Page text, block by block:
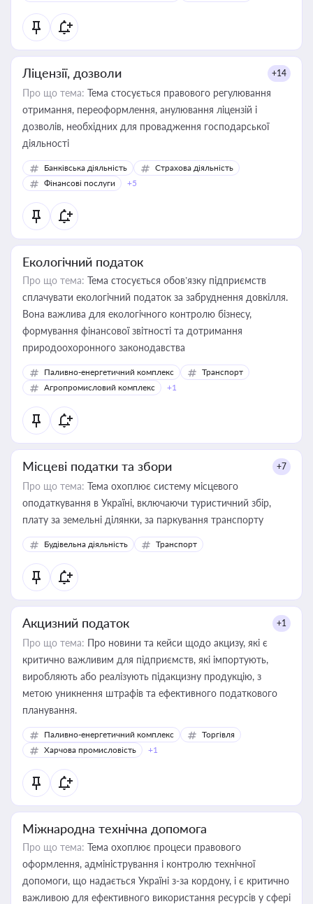
Ліцензії, дозволи +14
Про що тема: Тема стосується правового регулювання
отримання, переоформлення, анулювання ліцензій і
дозволів, необхідних для провадження господарської
діяльності
Банківська діяльність
Страхова діяльність
Фінансові послуги
+5
Екологічний податок
Про що тема: Тема стосується обов’язку підприємств
сплачувати екологічний податок за забруднення довкілля.
Вона важлива для екологічного контролю бізнесу,
формування фінансової звітності та дотримання
природоохоронного законодавства
Паливно-енергетичний комплекс
Транспорт
Агропромисловий комплекс
+1
Місцеві податки та збори +7
Про що тема: Тема охоплює систему місцевого
оподаткування в Україні, включаючи туристичний збір,
плату за земельні ділянки, за паркування транспорту
Будівельна діяльність Транспорт
Акцизний податок +1
Про що тема: Про новини та кейси щодо акцизу, які є
критично важливим для підприємств, які імпортують,
виробляють або реалізують підакцизну продукцію, з
метою уникнення штрафів та ефективного податкового
планування.
Паливно-енергетичний комплекс
Торгівля
Харчова промисловість
+1
Міжнародна технічна допомога
Про що тема: Тема охоплює процеси правового
оформлення, адміністрування і контролю технічної
допомоги, що надається Україні з-за кордону, і є критично
важливою для ефективного використання ресурсів у сфері